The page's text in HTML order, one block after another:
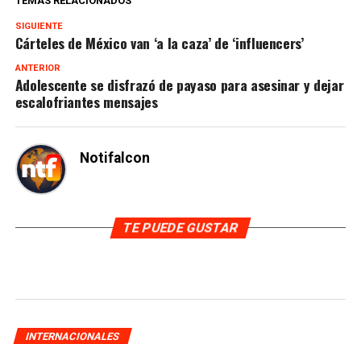
SIGUIENTE
Cárteles de México van ‘a la caza’ de ‘influencers’
ANTERIOR
Adolescente se disfrazó de payaso para asesinar y dejar
escalofriantes mensajes
Notifalcon
TE PUEDE GUSTAR
INTERNACIONALES